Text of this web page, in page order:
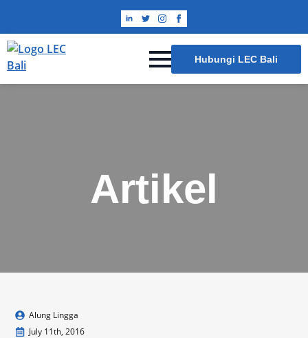
Hubungi LEC Bali
Artikel
Alung Lingga
July 11th, 2016